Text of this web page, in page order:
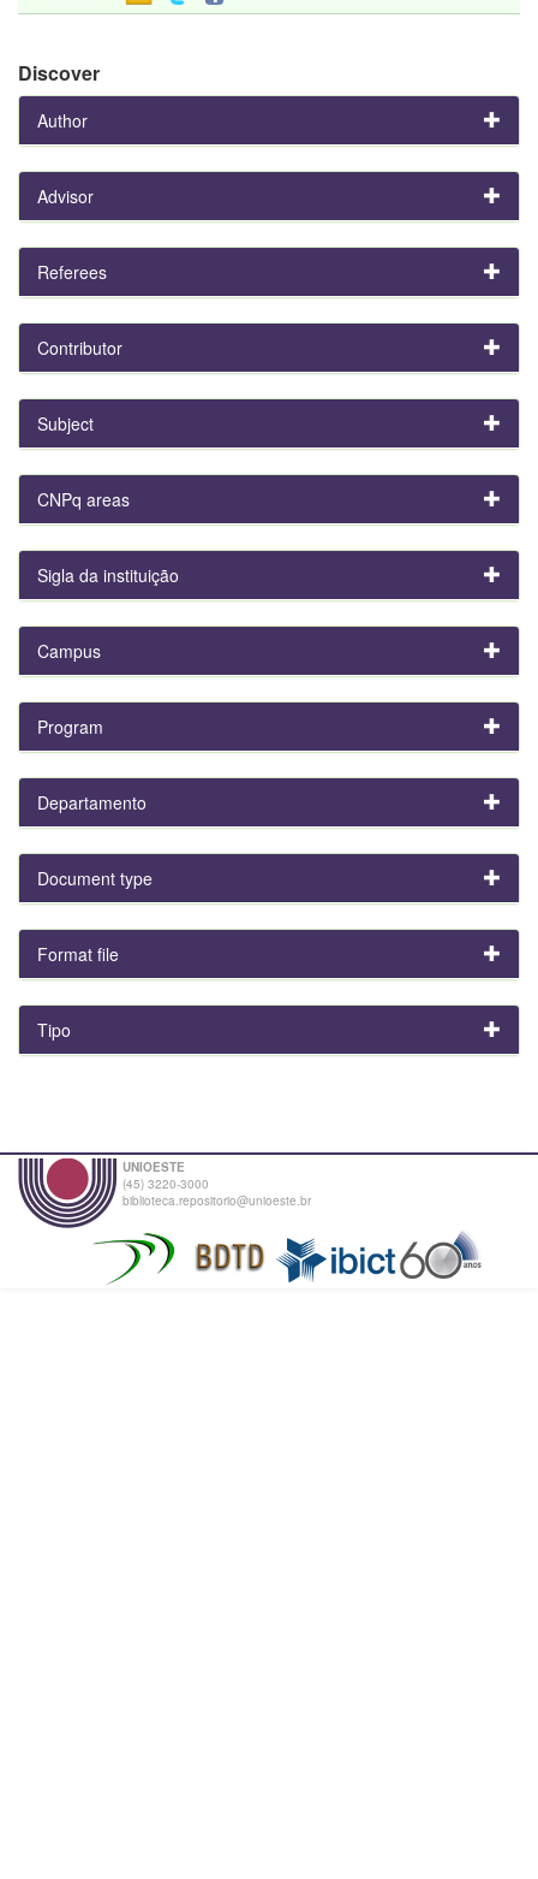
Discover
Author
Advisor
Referees
Contributor
Subject
CNPq areas
Sigla da instituição
Campus
Program
Departamento
Document type
Format file
Tipo
UNIOESTE
(45) 3220-3000
biblioteca.repositorio@unioeste.br